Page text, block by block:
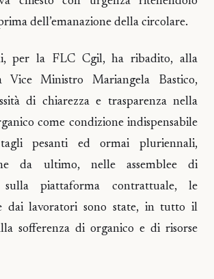
dell’emanazione della circolare.
per la FLC Cgil, ha ribadito, alla
Vice Ministro Mariangela Bastico,
di chiarezza e trasparenza nella
come condizione indispensabile
pesanti ed ormai pluriennali,
da ultimo, nelle assemblee di
sulla piattaforma contrattuale, le
dai lavoratori sono state, in tutto il
sofferenza di organico e di risorse